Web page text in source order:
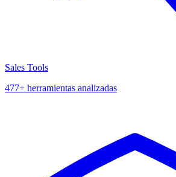
Sales Tools
477+ herramientas analizadas